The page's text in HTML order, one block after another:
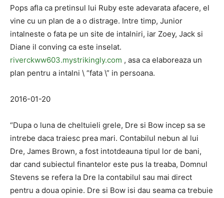
Pops afla ca pretinsul lui Ruby este adevarata afacere, el
vine cu un plan de a o distrage. Intre timp, Junior
intalneste o fata pe un site de intalniri, iar Zoey, Jack si
Diane il conving ca este inselat.
riverckww603.mystrikingly.com , asa ca elaboreaza un
plan pentru a intalni \ “fata \” in persoana.
2016-01-20
“Dupa o luna de cheltuieli grele, Dre si Bow incep sa se
intrebe daca traiesc prea mari. Contabilul nebun al lui
Dre, James Brown, a fost intotdeauna tipul lor de bani,
dar cand subiectul finantelor este pus la treaba, Domnul
Stevens se refera la Dre la contabilul sau mai direct
pentru a doua opinie. Dre si Bow isi dau seama ca trebuie